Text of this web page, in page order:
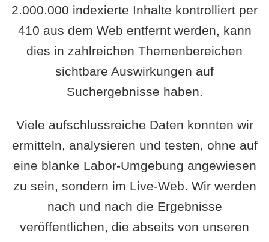
2.000.000 indexierte Inhalte kontrolliert per
410 aus dem Web entfernt werden, kann
dies in zahlreichen Themenbereichen
sichtbare Auswirkungen auf
Suchergebnisse haben.
Viele aufschlussreiche Daten konnten wir
ermitteln, analysieren und testen, ohne auf
eine blanke Labor-Umgebung angewiesen
zu sein, sondern im Live-Web. Wir werden
nach und nach die Ergebnisse
veröffentlichen, die abseits von unseren